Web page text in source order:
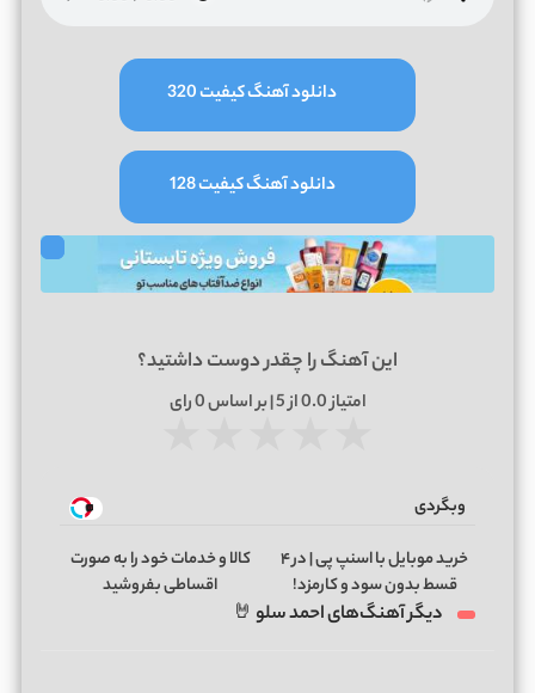
دانلود آهنگ کیفیت 320
دانلود آهنگ کیفیت 128
این آهنگ را چقدر دوست داشتید؟
امتیاز0.0از 5 | بر اساس 0رای
وبگردی
خرید موبایل با اسنپ پی | در ۴
قسط بدون سود و کارمزد!
کالا و خدمات خود را به صورت
اقساطی بفروشید
دیگر آهنگ‌های احمد سلو 🤘